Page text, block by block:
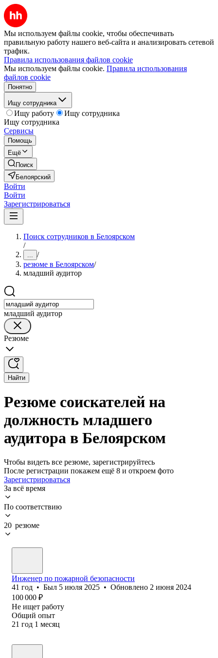
Мы используем файлы cookie, чтобы обеспечивать
правильную работу нашего веб-сайта и анализировать сетевой
трафик.
Правила использования файлов cookie
Мы используем файлы cookie. Правила использования
файлов cookie
Понятно
Ищу сотрудника
Ищу работу
Ищу сотрудника
Ищу сотрудника
Сервисы
Помощь
Ещё
Поиск
Белоярский
Войти
Войти
Зарегистрироваться
Поиск сотрудников в Белоярском
/
... /
резюме в Белоярском/
младший аудитор
младший аудитор
Резюме
Найти
Резюме соискателей на
должность младшего
аудитора в Белоярском
Чтобы видеть все резюме, зарегистрируйтесь
После регистрации покажем ещё 8 и откроем фото
Зарегистрироваться
За всё время
По соответствию
20 резюме
Инженер по пожарной безопасности
41 год • Был 5 июля 2025 • Обновлено 2 июня 2024
100 000 ₽
Не ищет работу
Общий опыт
21 год 1 месяц